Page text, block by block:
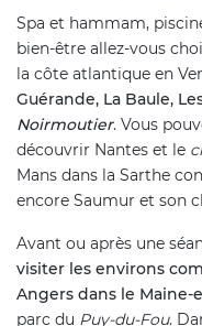
Spa et hammam,
bien-être allez-vous
la côte atlantique en
Guérande, La Baule,
Noirmoutier. Vous
découvrir Nantes et le
Mans dans la Sarthe
encore Saumur et son
Avant ou après une
visiter les environs
Angers dans le Maine-
parc du Puy-du-Fou.